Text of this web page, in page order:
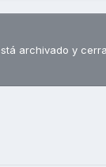
archivado y